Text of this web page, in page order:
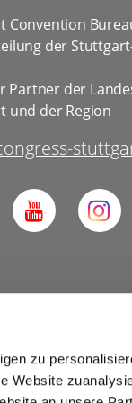
zu
Website
Convention
der
Partner der
und der Region
Media